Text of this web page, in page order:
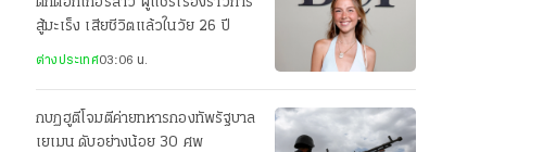
สู้มะเร็ง เสียชีวิตแล้วในวัย 26 ปี
ต่างประเทศ03:06 น.
กบฏฮูตีโจมตีค่ายทหารกองทัพรัฐบาล
เยเมน ดับอย่างน้อย 30 ศพ